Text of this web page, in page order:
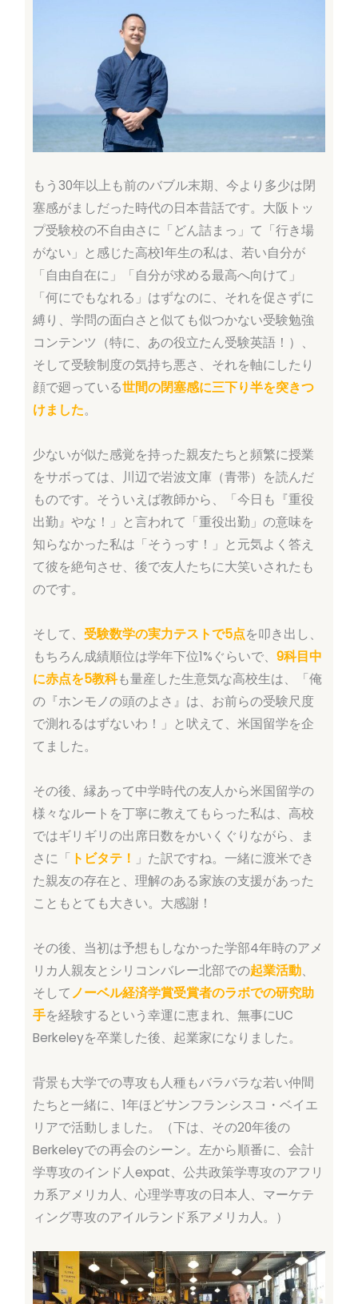
もう30年以上も前のバブル末期、今より多少は閉
塞感がましだった時代の日本昔話です。大阪トッ
プ受験校の不自由さに「どん詰まっ」て「行き場
がない」と感じた高校1年生の私は、若い自分が
「自由自在に」「自分が求める最高へ向けて」
「何にでもなれる」はずなのに、それを促さずに
縛り、学問の面白さと似ても似つかない受験勉強
コンテンツ（特に、あの役立たん受験英語！）、
そして受験制度の気持ち悪さ、それを軸にしたり
顔で廻っている世間の閉塞感に三下り半を突きつ
けました。
少ないが似た感覚を持った親友たちと頻繁に授業
をサボっては、川辺で岩波文庫（青帯）を読んだ
ものです。そういえば教師から、「今日も『重役
出勤』やな！」と言われて「重役出勤」の意味を
知らなかった私は「そうっす！」と元気よく答え
て彼を絶句させ、後で友人たちに大笑いされたも
のです。
そして、 受験数学の実力テストで5点を叩き出し、
もちろん成績順位は学年下位1%ぐらいで、9科目中
に赤点を5教科も量産した生意気な高校生は、「俺
の『ホンモノの頭のよさ』は、お前らの受験尺度
で測れるはずないわ！」と吠えて、米国留学を企
てました。
その後、縁あって中学時代の友人から米国留学の
様々なルートを丁寧に教えてもらった私は、高校
ではギリギリの出席日数をかいくぐりながら、ま
さに「 トビタテ！ 」た訳ですね。一緒に渡米でき
た親友の存在と、理解のある家族の支援があった
こともとても大きい。大感謝！
その後、当初は予想もしなかった学部4年時のアメ
リカ人親友とシリコンバレー北部での起業活動、
そしてノーベル経済学賞受賞者のラボでの研究助
手を経験するという幸運に恵まれ、無事にUC
Berkeleyを卒業した後、起業家になりました。
背景も大学での専攻も人種もバラバラな若い仲間
たちと一緒に、1年ほどサンフランシスコ・ベイエ
リアで活動しました。（下は、その20年後の
Berkeleyでの再会のシーン。左から順番に、会計
学専攻のインド人expat、公共政策学専攻のアフリ
カ系アメリカ人、心理学専攻の日本人、マーケテ
ィング専攻のアイルランド系アメリカ人。）